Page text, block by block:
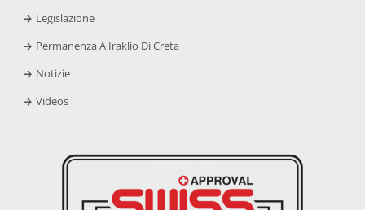
Legislazione
Permanenza A Iraklio Di Creta
Notizie
Videos